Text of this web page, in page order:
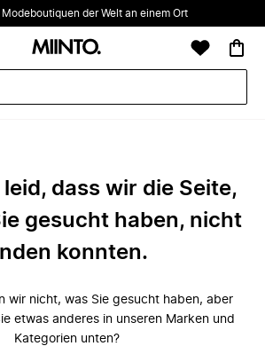
Modeboutiquen der Welt an einem Ort
leid, dass wir die Seite,
gesucht haben, nicht
konnten.
wir nicht, was Sie gesucht haben, aber
etwas anderes in unseren Marken und
Kategorien unten?